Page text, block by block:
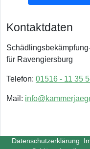
Kontaktdaten
für Ravengiersburg
Telefon: 01516 - 11 35
Mail:
Datenschutzerklärung